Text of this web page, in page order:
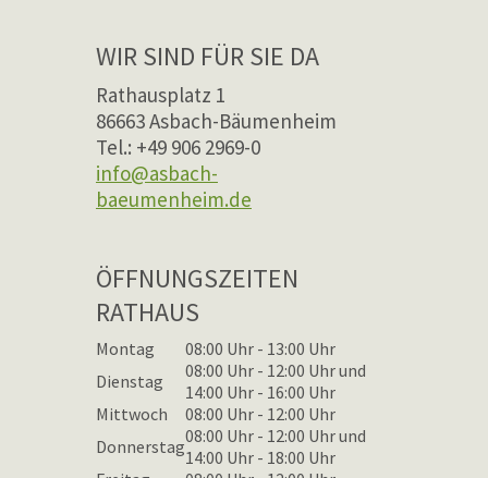
WIR SIND FÜR SIE DA
Rathausplatz 1
86663 Asbach-Bäumenheim
Tel.: +49 906 2969-0
info@asbach-
baeumenheim.de
ÖFFNUNGSZEITEN
RATHAUS
Montag
08:00 Uhr - 13:00 Uhr
Dienstag
08:00 Uhr - 12:00 Uhr und
14:00 Uhr - 16:00 Uhr
Mittwoch
08:00 Uhr - 12:00 Uhr
Donnerstag08:00 Uhr - 12:00 Uhr und
14:00 Uhr - 18:00 Uhr